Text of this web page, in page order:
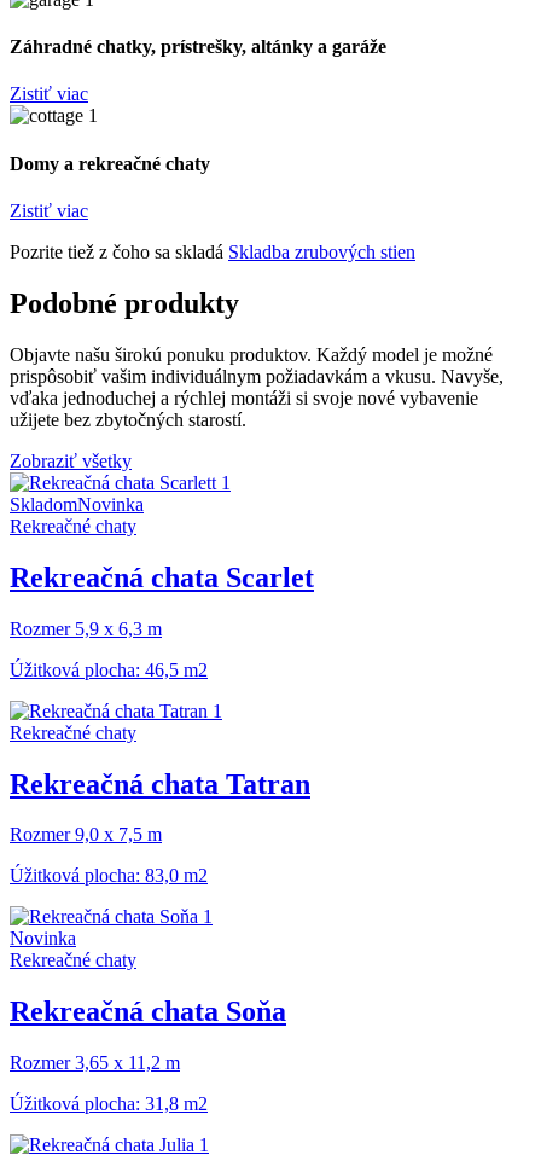
Záhradné chatky, prístrešky, altánky a garáže
Zistiť viac
Domy a rekreačné chaty
Zistiť viac
Pozrite tiež z čoho sa skladá Skladba zrubových stien
Podobné produkty
Objavte našu širokú ponuku produktov. Každý model je možné
prispôsobiť vašim individuálnym požiadavkám a vkusu. Navyše,
vďaka jednoduchej a rýchlej montáži si svoje nové vybavenie
užijete bez zbytočných starostí.
Zobraziť všetky
SkladomNovinka
Rekreačné chaty
Rekreačná chata Scarlet
Rozmer 5,9 x 6,3 m
Úžitková plocha: 46,5 m2
Rekreačné chaty
Rekreačná chata Tatran
Rozmer 9,0 x 7,5 m
Úžitková plocha: 83,0 m2
Novinka
Rekreačné chaty
Rekreačná chata Soňa
Rozmer 3,65 x 11,2 m
Úžitková plocha: 31,8 m2